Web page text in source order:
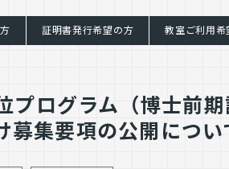
証明書発行希望の方 教室ご利用希
プログラム（博士前
募集要項の公開につい